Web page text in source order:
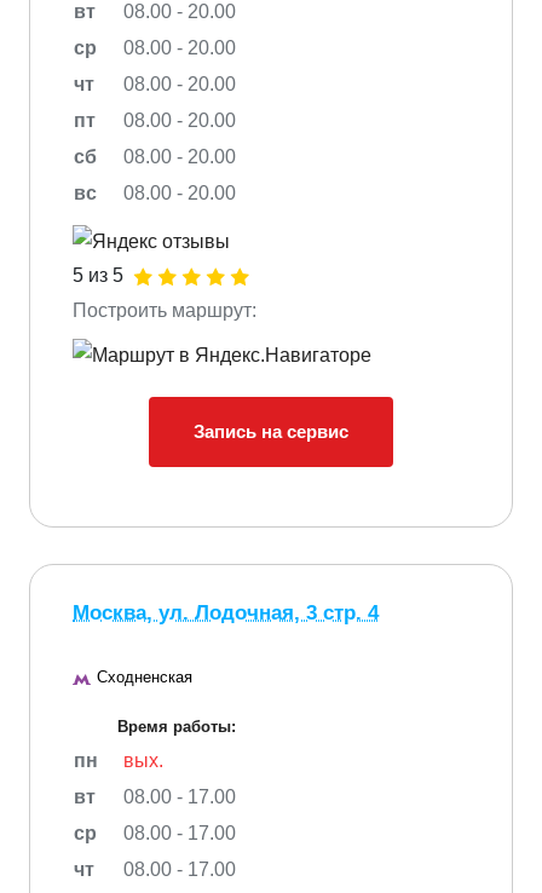
вт
08.00 - 20.00
ср
08.00 - 20.00
чт
08.00 - 20.00
пт
08.00 - 20.00
сб
08.00 - 20.00
вс
08.00 - 20.00
5 из 5
Построить маршрут:
Запись на сервис
Москва, ул. Лодочная, 3 стр. 4
Сходненская
Время работы:
пн
вых.
вт
08.00 - 17.00
ср
08.00 - 17.00
чт
08.00 - 17.00